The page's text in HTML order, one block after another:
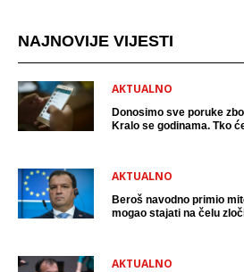
NAJNOVIJE VIJESTI
AKTUALNO
Donosimo sve poruke
Kralo se godinama. Tko
AKTUALNO
Beroš navodno primio
mogao stajati na čelu
AKTUALNO